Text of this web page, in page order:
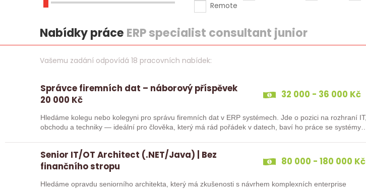
Remote
Nabídky práce ERP specialist consultant junior
Vašemu zadání odpovídá 18 pracovních nabídek:
Správce firemních dat – náborový příspěvek
20 000 Kč
32 000 - 36 000 Kč
Hledáme kolegu nebo kolegyni pro správu firemních dat v ERP systémech. Jde o pozici na rozhraní IT,
obchodu a techniky — ideální pro člověka, který má rád pořádek v datech, baví ho práce se systémy…
Senior IT/OT Architect (.NET/Java) | Bez
finančního stropu
80 000 - 180 000 Kč
Hledáme opravdu seniorního architekta, který má zkušenosti s návrhem komplexních enterprise